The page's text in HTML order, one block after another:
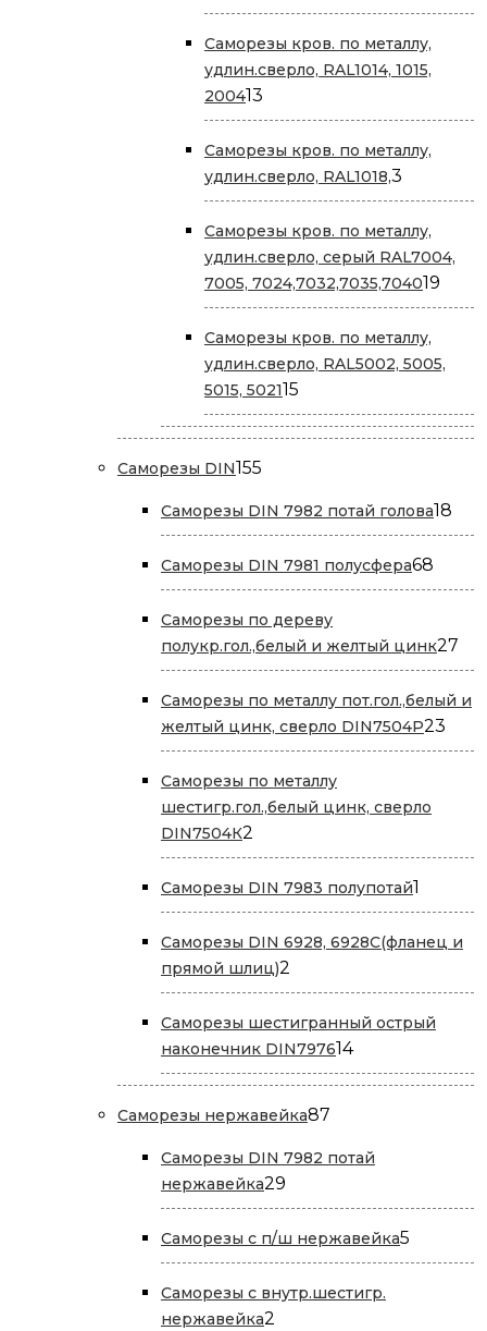
товаров
Саморезы кров. по металлу,
удлин.сверло, RAL1014, 1015,
200413
товаров
Саморезы кров. по металлу,
удлин.сверло, RAL1018,3
товара
Саморезы кров. по металлу,
удлин.сверло, серый RAL7004,
7005, 7024,7032,7035,704019
Саморезы кров. по металлу,
удлин.сверло, RAL5002, 5005,
5015, 502115
товаров
Саморезы DIN155
Саморезы DIN 7982 потай голова18
Саморезы DIN 7981 полусфера68
Саморезы по дереву
полукр.гол.,белый и желтый цинк27
Саморезы по металлу пот.гол.,белый и
желтый цинк, сверло DIN7504P23
Саморезы по металлу
шестигр.гол.,белый цинк, сверло
DIN7504К2
товара
Саморезы DIN 7983 полупотай1
товар
Саморезы DIN 6928, 6928С(фланец и
прямой шлиц)2
товара
Саморезы шестигранный острый
наконечник DIN79761414
товаров
Саморезы нержавейка87
Саморезы DIN 7982 потай
нержавейка29
товаров
Саморезы с п/ш нержавейка5
товаров
Саморезы с внутр.шестигр.
нержавейка2